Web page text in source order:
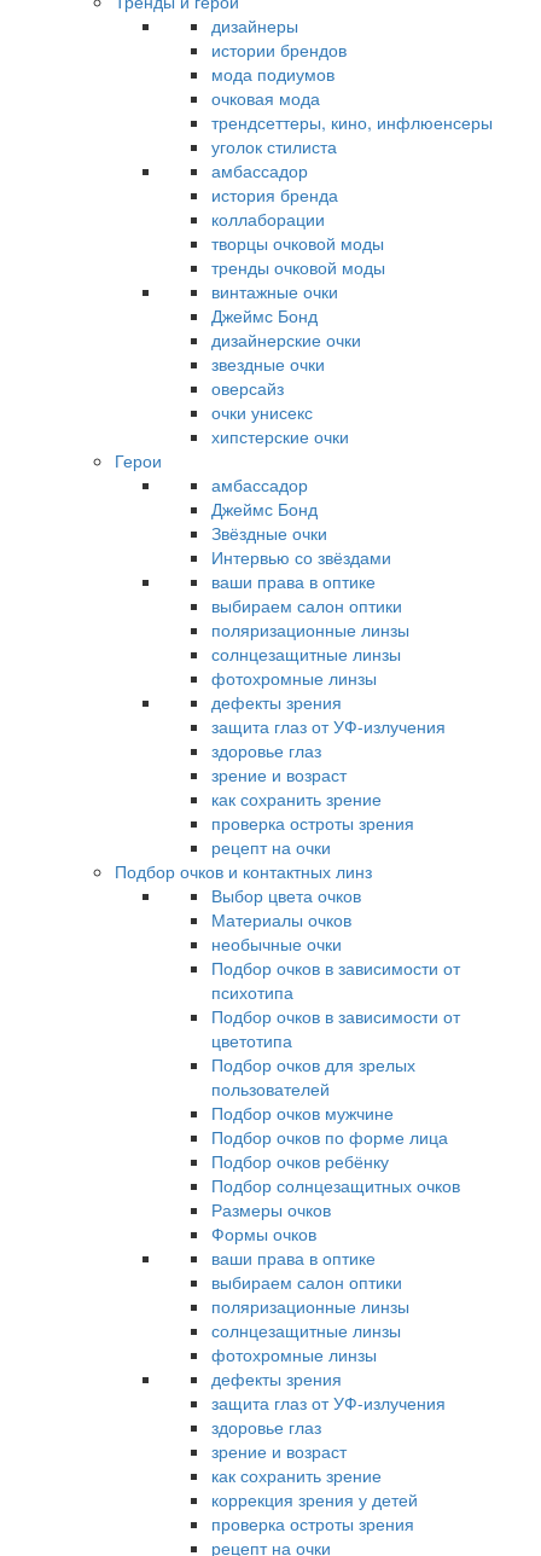
дизайнеры
истории брендов
мода подиумов
очковая мода
трендсеттеры, кино, инфлюенсеры
уголок стилиста
амбассадор
история бренда
коллаборации
творцы очковой моды
тренды очковой моды
винтажные очки
Джеймс Бонд
дизайнерские очки
звездные очки
оверсайз
очки унисекс
хипстерские очки
Герои
амбассадор
Джеймс Бонд
Звёздные очки
Интервью со звёздами
ваши права в оптике
выбираем салон оптики
поляризационные линзы
солнцезащитные линзы
фотохромные линзы
дефекты зрения
защита глаз от УФ-излучения
здоровье глаз
зрение и возраст
как сохранить зрение
проверка остроты зрения
рецепт на очки
Подбор очков и контактных линз
Выбор цвета очков
Материалы очков
необычные очки
Подбор очков в зависимости от
психотипа
Подбор очков в зависимости от
цветотипа
Подбор очков для зрелых
пользователей
Подбор очков мужчине
Подбор очков по форме лица
Подбор очков ребёнку
Подбор солнцезащитных очков
Размеры очков
Формы очков
ваши права в оптике
выбираем салон оптики
поляризационные линзы
солнцезащитные линзы
фотохромные линзы
дефекты зрения
защита глаз от УФ-излучения
здоровье глаз
зрение и возраст
как сохранить зрение
коррекция зрения у детей
проверка остроты зрения
рецепт на очки